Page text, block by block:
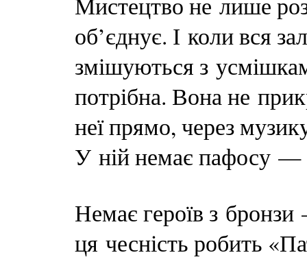
об’єднує. І коли вся
змішуються з
потрібна. Вона не
неї прямо, через
У ній немає пафосу —
Немає героїв з
ця чесність робить